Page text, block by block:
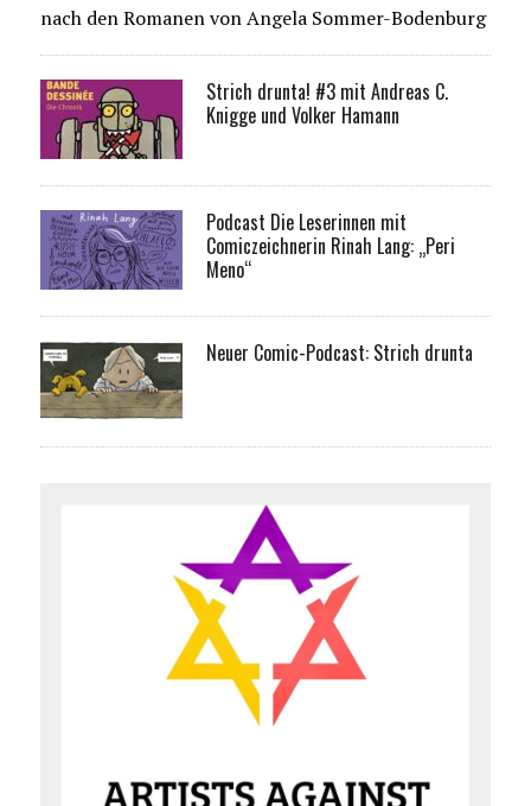
nach den Romanen von Angela Sommer-Bodenburg
Strich drunta! #3 mit Andreas C.
Knigge und Volker Hamann
Podcast Die Leserinnen mit
Comiczeichnerin Rinah Lang: „Peri
Meno“
Neuer Comic-Podcast: Strich drunta